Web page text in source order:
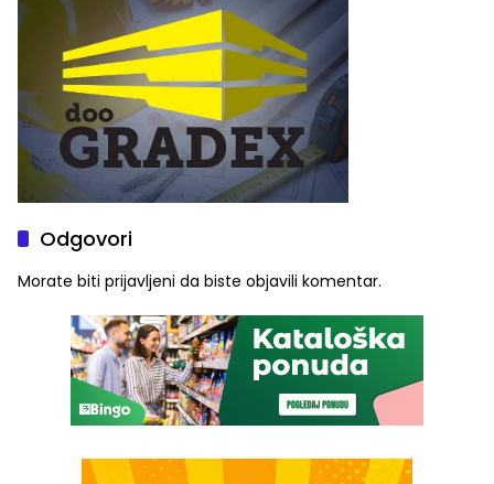
Odgovori
Morate biti prijavljeni da biste objavili komentar.